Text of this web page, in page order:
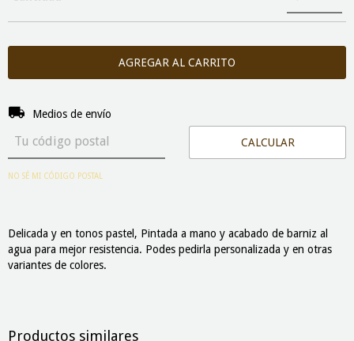
Entregas para el CP:
Medios de envío
CALCULAR
NO SÉ MI CÓDIGO POSTAL
Delicada y en tonos pastel, Pintada a mano y acabado de barniz al
agua para mejor resistencia. Podes pedirla personalizada y en otras
variantes de colores.
Productos similares